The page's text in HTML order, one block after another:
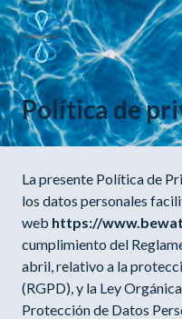
Política de
La presente Política de
los datos personales
web https://
cumplimiento del
abril, relativo a la
(RGPD), y la Ley
Protección de Datos